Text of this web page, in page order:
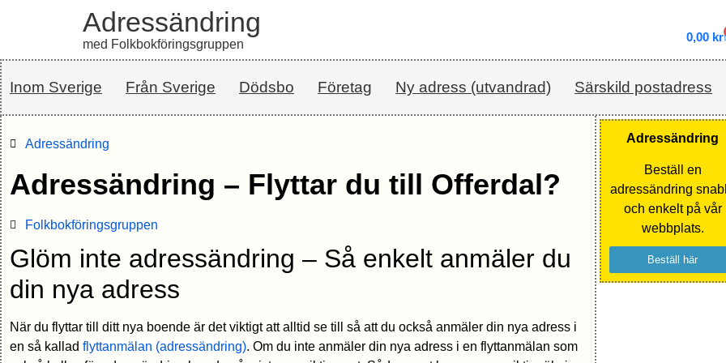
Adressändring
med Folkbokföringsgruppen
0,00 kr
Inom Sverige Från Sverige Dödsbo Företag Ny adress (utvandrad) Särskild postadress
Adressändring
Adressändring – Flyttar du till Offerdal?
Folkbokföringsgruppen
Glöm inte adressändring – Så enkelt anmäler du
din nya adress
När du flyttar till ditt nya boende är det viktigt att alltid se till så att du också anmäler din nya adress i
en så kallad flyttanmälan (adressändring). Om du inte anmäler din nya adress i en flyttanmälan som
Adressändring
Beställ en
adressändring
och enkelt på vår
webbplats.
Beställ här